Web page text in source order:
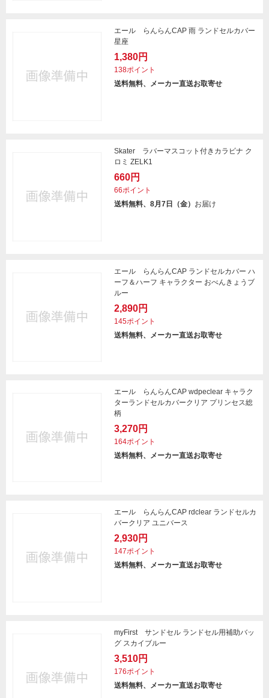
エール らんらんCAP 雨 ランドセルカバー
星座
1,380円
138ポイント
送料無料、メーカー直送お取寄せ
Skater ラバーマスコット付きカラビナ ク
ロミ ZELK1
660円
66ポイント
送料無料、8月7日（金） お届け
エール らんらんCAP ランドセルカバー ハ
ーフ＆ハーフ キャラクター おべんきょうブ
ルー
2,890円
145ポイント
送料無料、メーカー直送お取寄せ
エール らんらんCAP wdpeclear キャラク
ターランドセルカバークリア プリンセス総
柄
3,270円
164ポイント
送料無料、メーカー直送お取寄せ
エール らんらんCAP rdclear ランドセルカ
バークリア ユニバース
2,930円
147ポイント
送料無料、メーカー直送お取寄せ
myFirst サンドセル ランドセル用補助バッ
グ スカイブルー
3,510円
176ポイント
送料無料、メーカー直送お取寄せ